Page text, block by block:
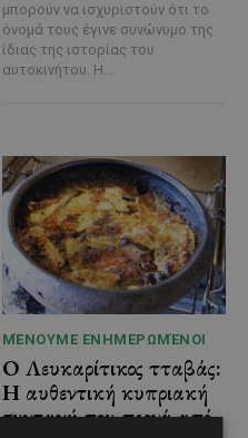
μπορούν να ισχυριστούν ότι το
όνομά τους έγινε συνώνυμο της
ίδιας της ιστορίας του
αυτοκινήτου. Η...
ΜΈΝΟΥΜΕ ΕΝΗΜΕΡΩΜΈΝΟΙ
Ο Λευκαρίτικος τταβάς:
Η αυθεντική κυπριακή
συνταγή που περνά από